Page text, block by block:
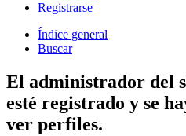
Registrarse
Índice general
Buscar
El administrador del
esté registrado y se
ver perfiles.